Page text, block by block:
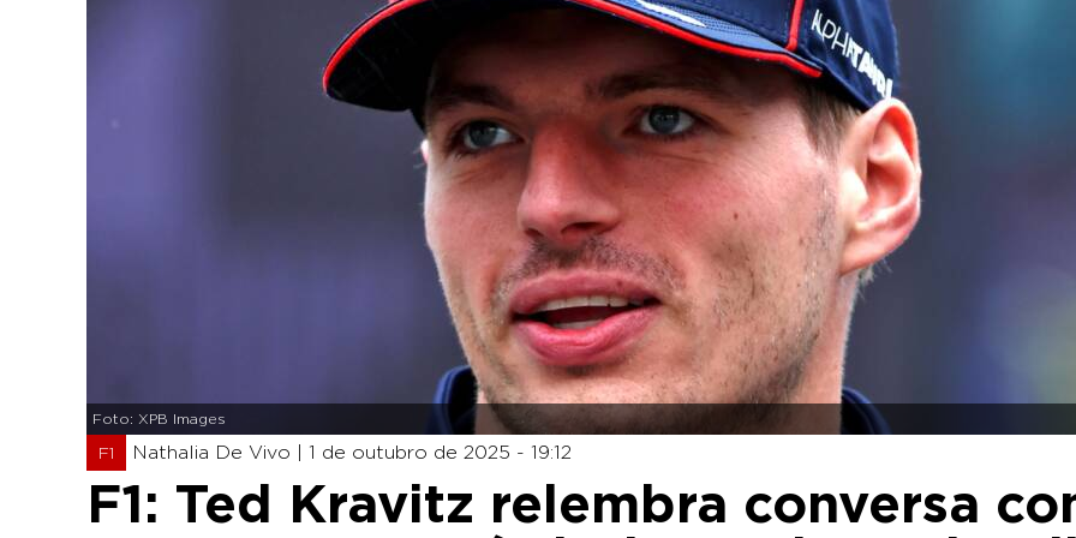
Foto: XPB Images
F1 Nathalia De Vivo | 1 de outubro de 2025 - 19:12
F1: Ted Kravitz relembra conversa